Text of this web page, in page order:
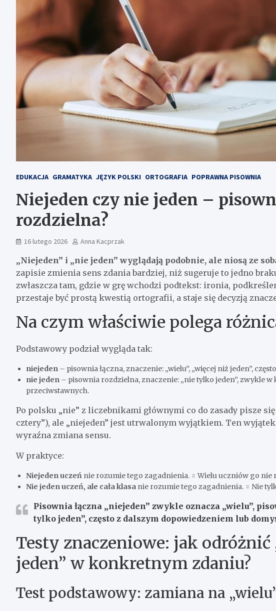
EDUKACJA GRAMATYKA JĘZYK POLSKI ORTOGRAFIA POPRAWNA PISOWNIA
Niejeden czy nie jeden –
rozdzielna?
16 lutego 2026 Anna Kacprzak
„Niejeden” i „nie jeden” wyglądają podobnie, ale niosą ze
zapisie zmienia sens zdania bardziej, niż sugeruje to jedno
zwłaszcza tam, gdzie w grę wchodzi podtekst: ironia,
przestaje być prostą kwestią ortografii, a staje się decyzją
Na czym właściwie polega
Podstawowy podział wygląda tak:
niejeden – pisownia łączna, znaczenie: „wielu”, „więcej niż jeden”,
nie jeden – pisownia rozdzielna, znaczenie: „nie tylko jeden”, zwykle
przeciwstawnych.
Po polsku „nie” z liczebnikami głównymi co do zasady pisze się
cztery”), ale „niejeden” jest utrwalonym wyjątkiem. Ten
wyraźna zmiana sensu.
W praktyce:
Niejeden uczeń nie rozumie tego zagadnienia. = Wielu uczniów go nie
Nie jeden uczeń, ale cała klasa nie rozumie tego zagadnienia. = Nie
Pisownia łączna „niejeden” zwykle oznacza „wielu”,
tylko jeden”, często z dalszym dopowiedzeniem lub
Testy znaczeniowe: jak odróżnić
jeden” w konkretnym zdaniu?
Test podstawowy: zamiana na